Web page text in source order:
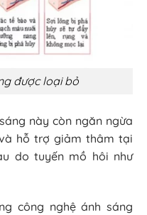
được loại bỏ
này còn ngăn ngừa
hỗ trợ giảm thâm tại
do tuyến mồ hôi như
công nghệ ánh sáng